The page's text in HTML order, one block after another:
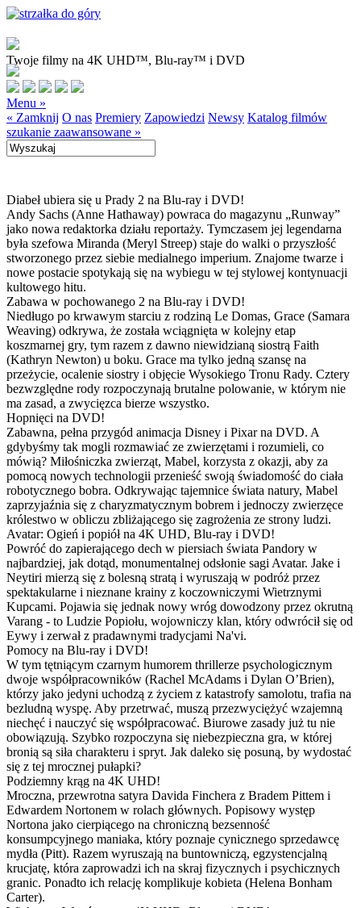
Twoje filmy na 4K UHD™, Blu-ray™ i DVD
Menu »
« Zamknij O nas Premiery Zapowiedzi Newsy Katalog filmów
szukanie zaawansowane »
Diabeł ubiera się u Prady 2 na Blu-ray i DVD!
Andy Sachs (Anne Hathaway) powraca do magazynu „Runway”
jako nowa redaktorka działu reportaży. Tymczasem jej legendarna
była szefowa Miranda (Meryl Streep) staje do walki o przyszłość
stworzonego przez siebie medialnego imperium. Znajome twarze i
nowe postacie spotykają się na wybiegu w tej stylowej kontynuacji
kultowego hitu.
Zabawa w pochowanego 2 na Blu-ray i DVD!
Niedługo po krwawym starciu z rodziną Le Domas, Grace (Samara
Weaving) odkrywa, że została wciągnięta w kolejny etap
koszmarnej gry, tym razem z dawno niewidzianą siostrą Faith
(Kathryn Newton) u boku. Grace ma tylko jedną szansę na
przeżycie, ocalenie siostry i objęcie Wysokiego Tronu Rady. Cztery
bezwzględne rody rozpoczynają brutalne polowanie, w którym nie
ma zasad, a zwycięzca bierze wszystko.
Hopnięci na DVD!
Zabawna, pełna przygód animacja Disney i Pixar na DVD. A
gdybyśmy tak mogli rozmawiać ze zwierzętami i rozumieli, co
mówią? Miłośniczka zwierząt, Mabel, korzysta z okazji, aby za
pomocą nowych technologii przenieść swoją świadomość do ciała
robotycznego bobra. Odkrywając tajemnice świata natury, Mabel
zaprzyjaźnia się z charyzmatycznym bobrem i jednoczy zwierzęce
królestwo w obliczu zbliżającego się zagrożenia ze strony ludzi.
Avatar: Ogień i popiół na 4K UHD, Blu-ray i DVD!
Powróć do zapierającego dech w piersiach świata Pandory w
najbardziej, jak dotąd, monumentalnej odsłonie sagi Avatar. Jake i
Neytiri mierzą się z bolesną stratą i wyruszają w podróż przez
spektakularne i nieznane krainy z koczowniczymi Wietrznymi
Kupcami. Pojawia się jednak nowy wróg dowodzony przez okrutną
Varang - to Ludzie Popiołu, wojowniczy klan, który odwrócił się od
Eywy i zerwał z pradawnymi tradycjami Na'vi.
Pomocy na Blu-ray i DVD!
W tym tętniącym czarnym humorem thrillerze psychologicznym
dwoje współpracowników (Rachel McAdams i Dylan O’Brien),
którzy jako jedyni uchodzą z życiem z katastrofy samolotu, trafia na
bezludną wyspę. Aby przetrwać, muszą przezwyciężyć wzajemną
niechęć i nauczyć się współpracować. Biurowe zasady już tu nie
obowiązują. Szybko rozpoczyna się niebezpieczna gra, w której
bronią są siła charakteru i spryt. Jak daleko się posuną, by wydostać
się z tej mrocznej pułapki?
Podziemny krąg na 4K UHD!
Mroczna, przewrotna satyra Davida Finchera z Bradem Pittem i
Edwardem Nortonem w rolach głównych. Popisowy występ
Nortona jako cierpiącego na chroniczną bezsenność
konsumpcyjnego maniaka, który poznaje cynicznego sprzedawcę
mydła (Pitt). Razem wyruszają na buntowniczą, egzystencjalną
krucjatę, która zaprowadzi ich na skraj fizycznych i psychicznych
granic. Ponadto ich relację komplikuje kobieta (Helena Bonham
Carter).